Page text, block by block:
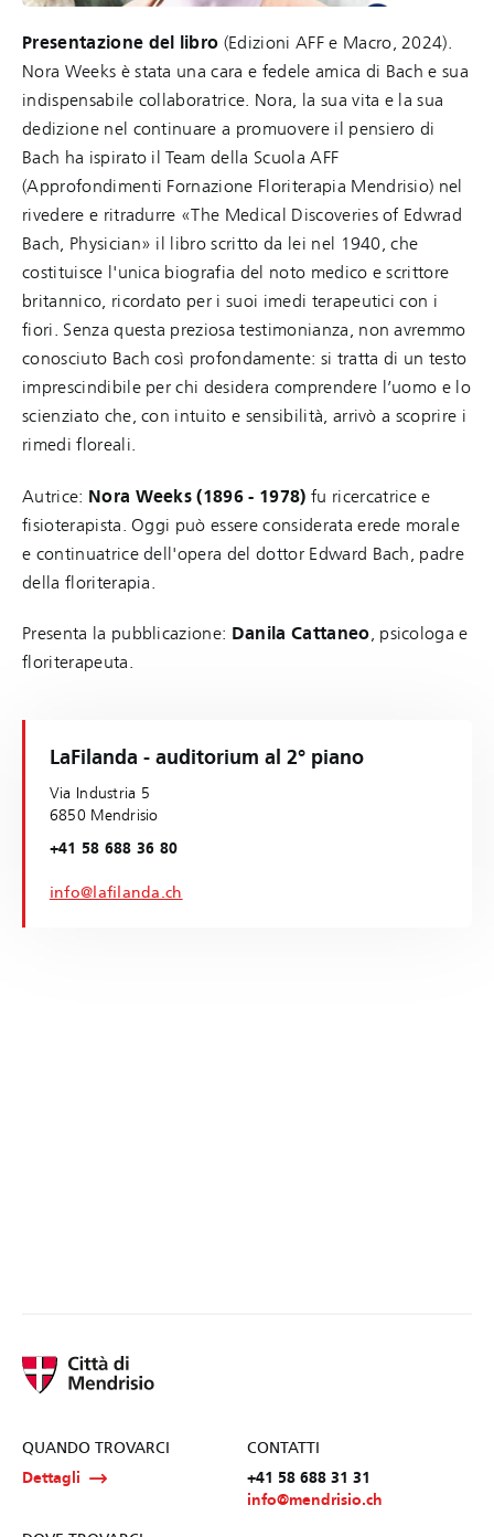
Presentazione del libro (Edizioni AFF e Macro, 2024).
Nora Weeks è stata una cara e fedele amica di Bach e sua
indispensabile collaboratrice. Nora, la sua vita e la sua
dedizione nel continuare a promuovere il pensiero di
Bach ha ispirato il Team della Scuola AFF
(Approfondimenti Fornazione Floriterapia Mendrisio) nel
rivedere e ritradurre «The Medical Discoveries of Edwrad
Bach, Physician» il libro scritto da lei nel 1940, che
costituisce l'unica biografia del noto medico e scrittore
britannico, ricordato per i suoi imedi terapeutici con i
fiori. Senza questa preziosa testimonianza, non avremmo
conosciuto Bach così profondamente: si tratta di un testo
imprescindibile per chi desidera comprendere l’uomo e lo
scienziato che, con intuito e sensibilità, arrivò a scoprire i
rimedi floreali.
Autrice: Nora Weeks (1896 - 1978) fu ricercatrice e
fisioterapista. Oggi può essere considerata erede morale
e continuatrice dell'opera del dottor Edward Bach, padre
della floriterapia.
Presenta la pubblicazione: Danila Cattaneo, psicologa e
floriterapeuta.
LaFilanda - auditorium al 2° piano
Via Industria 5
6850 Mendrisio
+41 58 688 36 80
info@lafilanda.ch
QUANDO TROVARCI
Dettagli
CONTATTI
+41 58 688 31 31
info@mendrisio.ch